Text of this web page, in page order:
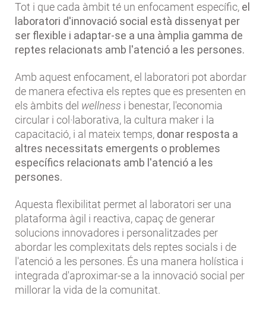
Tot i que cada àmbit té un enfocament específic, el
laboratori d'innovació social està dissenyat per
ser flexible i adaptar-se a una àmplia gamma de
reptes relacionats amb l'atenció a les persones.
Amb aquest enfocament, el laboratori pot abordar
de manera efectiva els reptes que es presenten en
els àmbits del wellness i benestar, l'economia
circular i col·laborativa, la cultura maker i la
capacitació, i al mateix temps, donar resposta a
altres necessitats emergents o problemes
específics relacionats amb l'atenció a les
persones.
Aquesta flexibilitat permet al laboratori ser una
plataforma àgil i reactiva, capaç de generar
solucions innovadores i personalitzades per
abordar les complexitats dels reptes socials i de
l'atenció a les persones. És una manera holística i
integrada d'aproximar-se a la innovació social per
millorar la vida de la comunitat.